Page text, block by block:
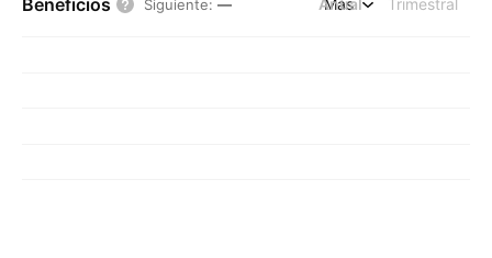
Beneficios Siguiente: — Anual Trimestral
Más